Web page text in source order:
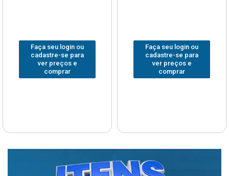
Faça seu login ou
cadastre-se para
ver preços e
comprar
Faça seu login ou
cadastre-se para
ver preços e
comprar